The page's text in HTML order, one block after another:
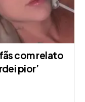
com relato
pior’